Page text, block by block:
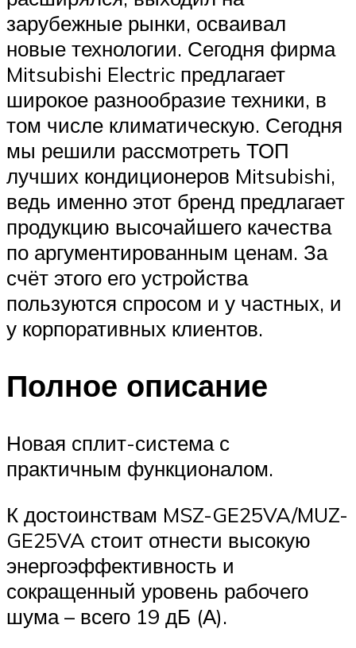
зарубежные рынки, осваивал
новые технологии. Сегодня фирма
Mitsubishi Electric предлагает
широкое разнообразие техники, в
том числе климатическую. Сегодня
мы решили рассмотреть ТОП
лучших кондиционеров Mitsubishi,
ведь именно этот бренд предлагает
продукцию высочайшего качества
по аргументированным ценам. За
счёт этого его устройства
пользуются спросом и у частных, и
у корпоративных клиентов.
Полное описание
Новая сплит-система с
практичным функционалом.
К достоинствам MSZ-GE25VA/MUZ-
GE25VA стоит отнести высокую
энергоэффективность и
сокращенный уровень рабочего
шума – всего 19 дБ (А).